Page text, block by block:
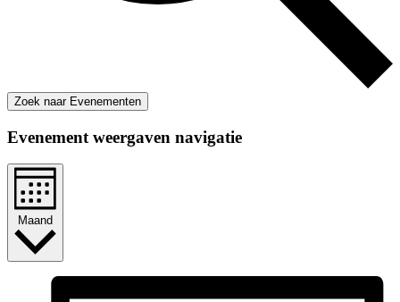
Zoek naar Evenementen
Evenement weergaven navigatie
Maand